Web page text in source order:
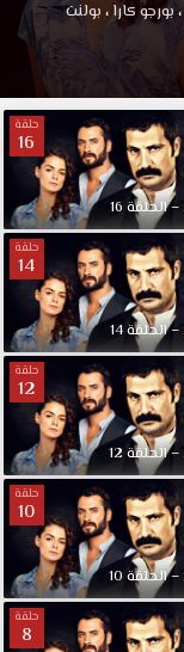
،بورجو كارا، بولنت
حلقة
16
حلقة
14
حلقة
12
حلقة
10
حلقة
8